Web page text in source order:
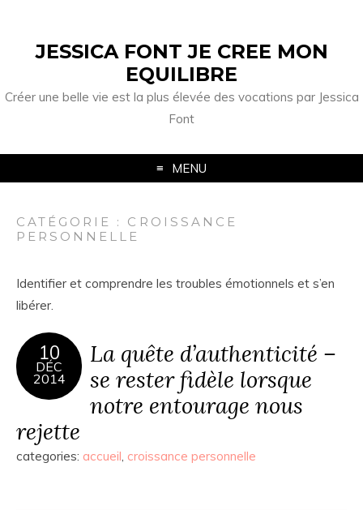
JESSICA FONT JE CREE MON
EQUILIBRE
Créer une belle vie est la plus élevée des vocations par Jessica
Font
MENU
CATÉGORIE : CROISSANCE
PERSONNELLE
Identifier et comprendre les troubles émotionnels et s’en
libérer.
10
DÉC
2014
La quête d’authenticité –
se rester fidèle lorsque
notre entourage nous
rejette
categories: accueil, croissance personnelle